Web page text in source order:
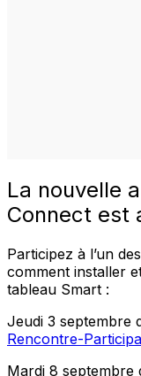
La nouvelle
Connect est
Participez à l’un
comment installer
tableau Smart :
Jeudi 3 septembre
Rencontre-
Mardi 8 septembre